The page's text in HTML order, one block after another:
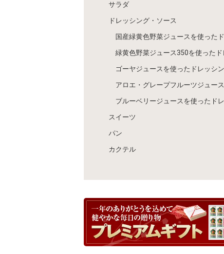
サラダ
ドレッシング・ソース
国産緑黄色野菜ジュースを使った
緑黄色野菜ジュース350を使った
ゴーヤジュースを使ったドレッシ
アロエ・グレープフルーツジュー
ブルーベリージュースを使ったド
スイーツ
パン
カクテル